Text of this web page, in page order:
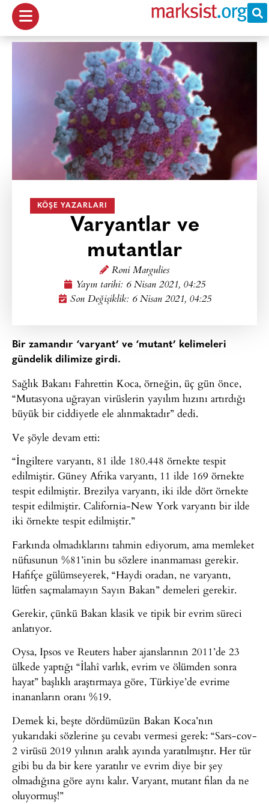
KÖŞE YAZARLARI
Varyantlar ve
mutantlar
Roni Margulies
Yayın tarihi: 6 Nisan 2021, 04:25
Son Değişiklik: 6 Nisan 2021, 04:25
Bir zamandır ‘varyant’ ve ‘mutant’ kelimeleri
gündelik dilimize girdi.
Sağlık Bakanı Fahrettin Koca, örneğin, üç gün önce,
“Mutasyona uğrayan virüslerin yayılım hızını artırdığı
büyük bir ciddiyetle ele alınmaktadır” dedi.
Ve şöyle devam etti:
“İngiltere varyantı, 81 ilde 180.448 örnekte tespit
edilmiştir. Güney Afrika varyantı, 11 ilde 169 örnekte
tespit edilmiştir. Brezilya varyantı, iki ilde dört örnekte
tespit edilmiştir. California-New York varyantı bir ilde
iki örnekte tespit edilmiştir.”
Farkında olmadıklarını tahmin ediyorum, ama memleket
nüfusunun %81’inin bu sözlere inanmaması gerekir.
Hafifçe gülümseyerek, “Haydi oradan, ne varyantı,
lütfen saçmalamayın Sayın Bakan” demeleri gerekir.
Gerekir, çünkü Bakan klasik ve tipik bir evrim süreci
anlatıyor.
Oysa, Ipsos ve Reuters haber ajanslarının 2011’de 23
ülkede yaptığı “İlahî varlık, evrim ve ölümden sonra
hayat” başlıklı araştırmaya göre, Türkiye’de evrime
inananların oranı %19.
Demek ki, beşte dördümüzün Bakan Koca’nın
yukarıdaki sözlerine şu cevabı vermesi gerek: “Sars-cov-
2 virüsü 2019 yılının aralık ayında yaratılmıştır. Her tür
gibi bu da bir kere yaratılır ve evrim diye bir şey
olmadığına göre aynı kalır. Varyant, mutant filan da ne
oluyormuş!”